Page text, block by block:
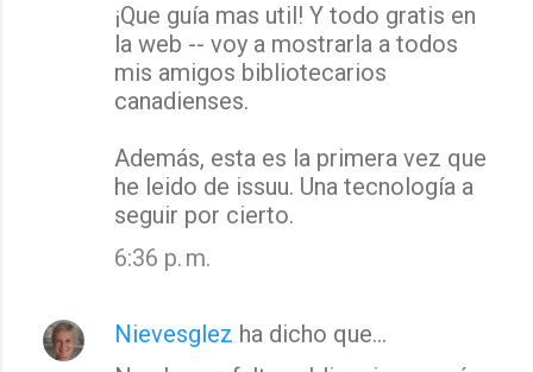
¡Que guía mas util! Y todo gratis en
la web -- voy a mostrarla a todos
mis amigos bibliotecarios
canadienses.
Además, esta es la primera vez que
he leido de issuu. Una tecnología a
seguir por cierto.
6:36 p. m.
Nievesglez ha dicho que…